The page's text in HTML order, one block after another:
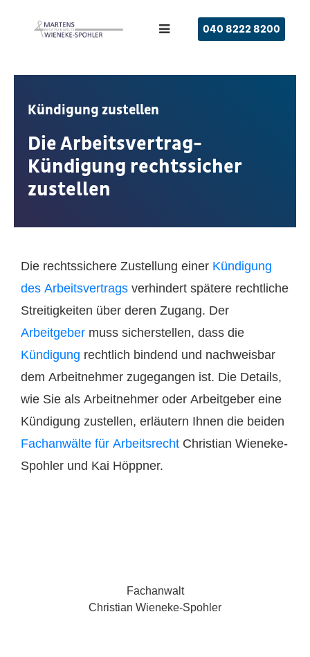
040 8222 8200
Kündigung zustellen
Die Arbeitsvertrag-
Kündigung rechtssicher
zustellen
Die rechtssichere Zustellung einer Kündigung
des Arbeitsvertrags verhindert spätere rechtliche
Streitigkeiten über deren Zugang. Der
Arbeitgeber muss sicherstellen, dass die
Kündigung rechtlich bindend und nachweisbar
dem Arbeitnehmer zugegangen ist. Die Details,
wie Sie als Arbeitnehmer oder Arbeitgeber eine
Kündigung zustellen, erläutern Ihnen die beiden
Fachanwälte für Arbeitsrecht Christian Wieneke-
Spohler und Kai Höppner.
Fachanwalt
Christian Wieneke-Spohler